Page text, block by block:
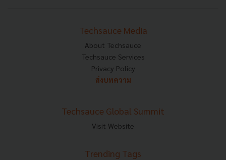
Techsauce Media
About Techsauce
Techsauce Services
Privacy Policy
ส่งบทความ
Techsauce Global Summit
Visit Website
Trending Tags